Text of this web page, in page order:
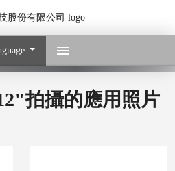
拍攝的應用照片